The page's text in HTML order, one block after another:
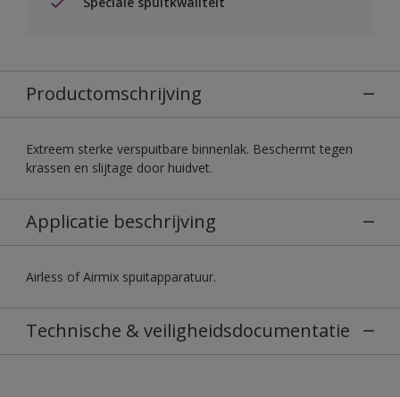
Productomschrijving
Extreem sterke verspuitbare binnenlak. Beschermt tegen
krassen en slijtage door huidvet.
Applicatie beschrijving
Airless of Airmix spuitapparatuur.
Technische & veiligheidsdocumentatie